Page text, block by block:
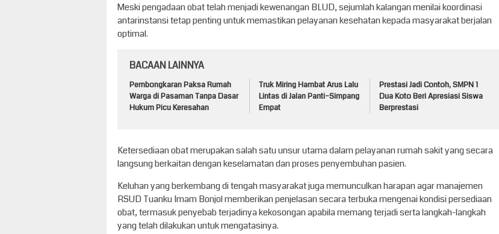
Meski pengadaan obat telah menjadi kewenangan BLUD, sejumlah kalangan menilai koordinasi
antarinstansi tetap penting untuk memastikan pelayanan kesehatan kepada masyarakat berjalan
optimal.
BACAAN LAINNYA
Pembongkaran Paksa Rumah
Warga di Pasaman Tanpa Dasar
Hukum Picu Keresahan
Truk Miring Hambat Arus Lalu
Lintas di Jalan Panti–Simpang
Empat
Prestasi Jadi Contoh, SMPN 1
Dua Koto Beri Apresiasi Siswa
Berprestasi
Ketersediaan obat merupakan salah satu unsur utama dalam pelayanan rumah sakit yang secara
langsung berkaitan dengan keselamatan dan proses penyembuhan pasien.
Keluhan yang berkembang di tengah masyarakat juga memunculkan harapan agar manajemen
RSUD Tuanku Imam Bonjol memberikan penjelasan secara terbuka mengenai kondisi persediaan
obat, termasuk penyebab terjadinya kekosongan apabila memang terjadi serta langkah-langkah
yang telah dilakukan untuk mengatasinya.